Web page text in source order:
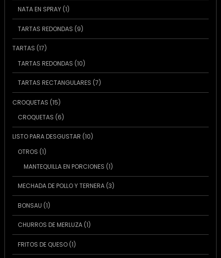
NATA EN SPRAY 11
producto
TARTAS REDONDAS 99
productos
TARTAS 1717
TARTAS REDONDAS 1010
productos
TARTAS RECTANGULARES 77
productos
CROQUETAS 1515
CROQUETAS 66
productos
LISTO PARA DESGUSTAR 1010
OTROS 11
MANTEQUILLA EN PORCIONES 11
producto
MECHADA DE POLLO Y TERNERA 33
productos
BONSAU 11
producto
CHURROS DE MERLUZA 11
producto
FRITOS DE QUESO 11
producto